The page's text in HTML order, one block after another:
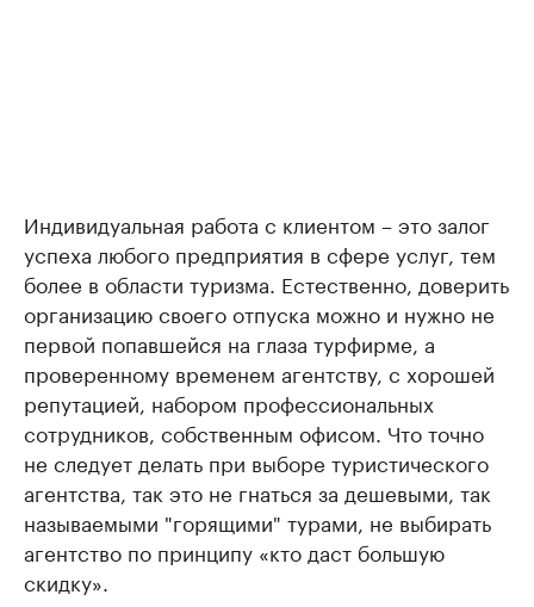
Индивидуальная работа с клиентом – это залог
успеха любого предприятия в сфере услуг, тем
более в области туризма. Естественно, доверить
организацию своего отпуска можно и нужно не
первой попавшейся на глаза турфирме, а
проверенному временем агентству, с хорошей
репутацией, набором профессиональных
сотрудников, собственным офисом. Что точно
не следует делать при выборе туристического
агентства, так это не гнаться за дешевыми, так
называемыми "горящими" турами, не выбирать
агентство по принципу «кто даст большую
скидку».